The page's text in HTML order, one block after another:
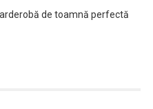
de toamnă perfectă